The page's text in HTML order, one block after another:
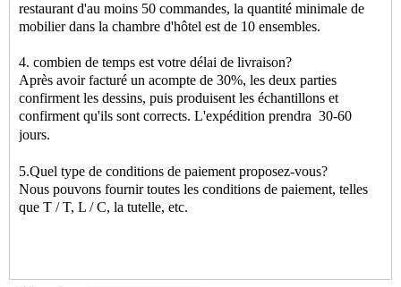
restaurant d'au moins 50 commandes, la quantité minimale de
mobilier dans la chambre d'hôtel est de 10 ensembles.
4. combien de temps est votre délai de livraison?
Après avoir facturé un acompte de 30%, les deux parties
confirment les dessins, puis produisent les échantillons et
confirment qu'ils sont corrects. L'expédition prendra 30-60
jours.
5.Quel type de conditions de paiement proposez-vous?
Nous pouvons fournir toutes les conditions de paiement, telles
que T / T, L / C, la tutelle, etc.